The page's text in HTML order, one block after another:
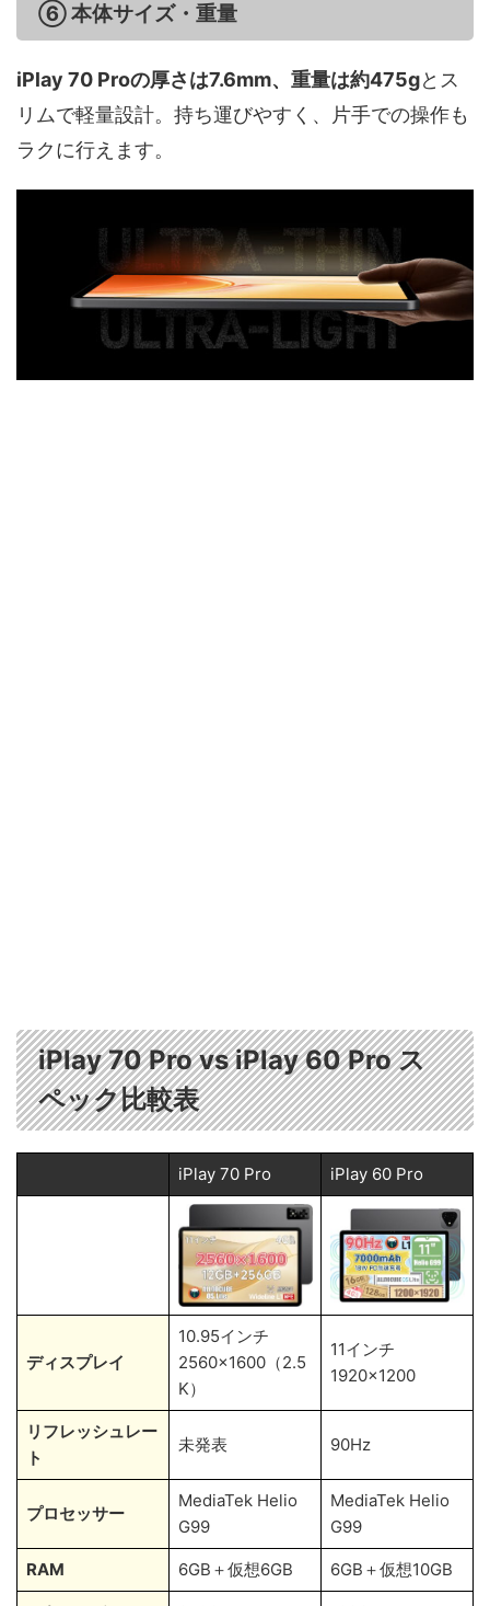
⑥ 本体サイズ・重量
iPlay 70 Proの厚さは7.6mm、重量は約475gとス
リムで軽量設計。持ち運びやすく、片手での操作も
ラクに行えます。
iPlay 70 Pro vs iPlay 60 Pro ス
ペック比較表
iPlay 70 Pro iPlay 60 Pro
ディスプレイ
10.95インチ
2560×1600（2.5
K）
11インチ
1920×1200
リフレッシュレー
ト
未発表 90Hz
プロセッサー
MediaTek Helio
G99
MediaTek Helio
G99
RAM 6GB＋仮想6GB 6GB＋仮想10GB